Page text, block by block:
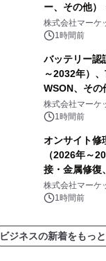
ー、その他）
株式会社マーケ
1時間前
バッテリー認
～2032年）、
WSON、その
表
株式会社マーケ
1時間前
オンサイト修
（2026年～
接・金属修復
メント、その
表
株式会社マーケ
1時間前
ビジネスの新着をもっ